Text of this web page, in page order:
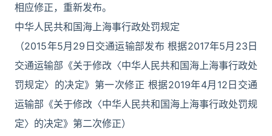
相应修正，重新发布。
中华人民共和国海上海事行政处罚规定
（2015年5月29日交通运输部发布 根据2017年5月23日
交通运输部《关于修改〈中华人民共和国海上海事行政处
罚规定〉的决定》第一次修正 根据2019年4月12日交通
运输部《关于修改〈中华人民共和国海上海事行政处罚规
定〉的决定》第二次修正）